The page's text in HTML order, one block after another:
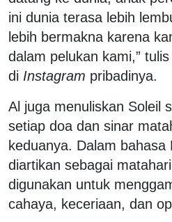
ini dunia terasa lebih
lebih bermakna karena
dalam pelukan kami,”
di Instagram pribadinya.
Al juga menuliskan Soleil
setiap doa dan sinar
keduanya. Dalam bahasa
diartikan sebagai
digunakan untuk
cahaya, keceriaan, dan